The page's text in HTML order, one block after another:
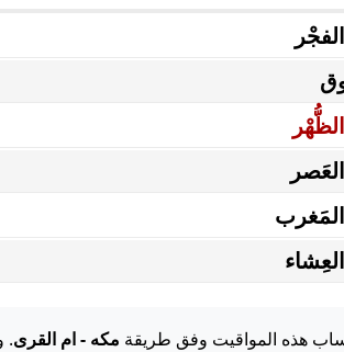
هذه المواقيت وفق طريقة مكه - ام القرى.